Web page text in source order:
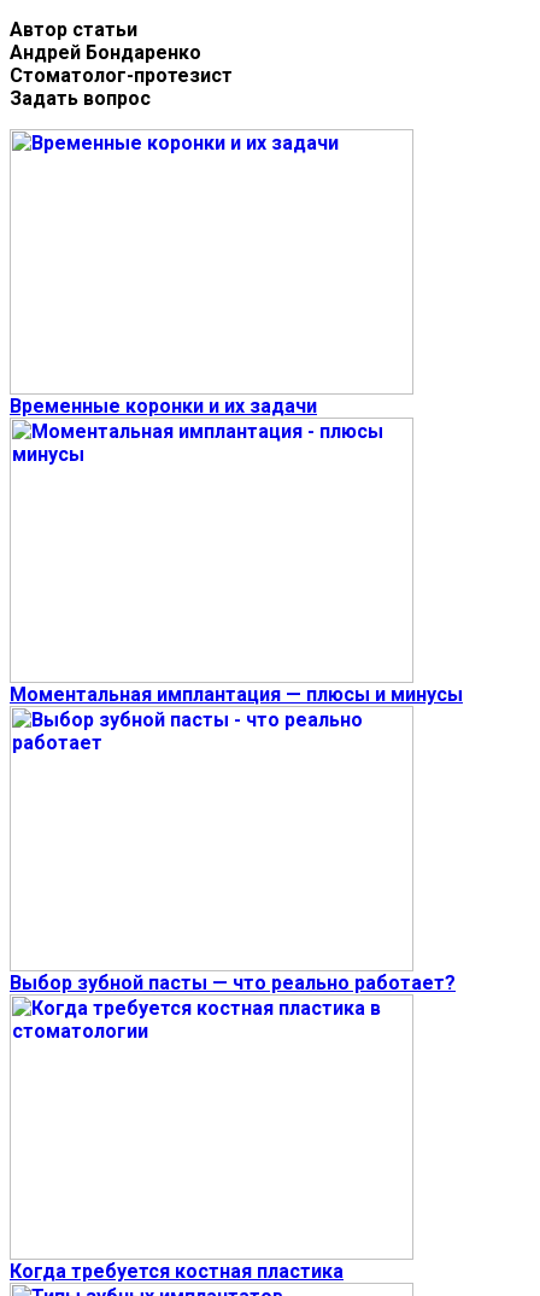
Автор статьи
Андрей Бондаренко
Стоматолог-протезист
Задать вопрос
Временные коронки и их задачи
Моментальная имплантация — плюсы и минусы
Выбор зубной пасты — что реально работает?
Когда требуется костная пластика